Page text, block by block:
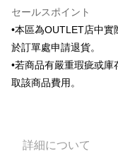
台湾楽天クレジットカ
配送方法
新竹物流宅配
配送毎にNT$120、
LINEX 宇迅國際
セールスポイント
•本區為OUTLET店中
於訂單處申請退貨。
•若商品有嚴重瑕疵或
取該商品費用。
詳細について